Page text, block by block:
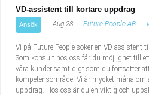
VD-assistent till kortare uppdrag
Ansök Aug 28 Future People AB
Vi på Future People söker en VD-
Som konsult hos oss får du möjlighet till
våra kunder samtidigt som du fortsätter
kompetensområde. Vi är mycket måna
uppdrag. Hos oss är du en viktig och